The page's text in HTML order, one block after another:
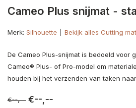
Cameo Plus snijmat -
Merk: Silhouette Bekijk alles Cutting
De Cameo Plus-snijmat is bedoeld voor
Cameo® Plus- of Pro-model om
houden bij het verzenden van taken
€--,-- €--,--